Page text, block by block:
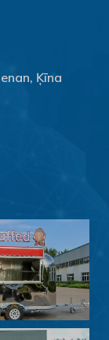
Ķīna
(België)